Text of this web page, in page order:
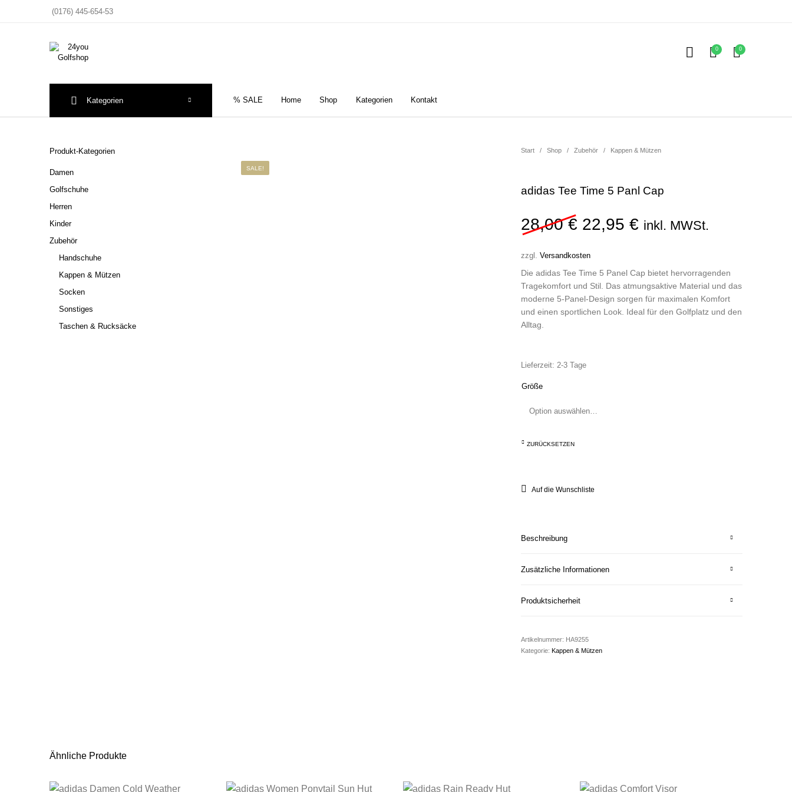
(0176) 445-654-53
0 0
% SALE Home Shop Kategorien Kontakt
Kategorien
Produkt-Kategorien
Damen
Golfschuhe
Herren
Kinder
Zubehör
Handschuhe
Kappen & Mützen
Socken
Sonstiges
Taschen & Rucksäcke
SALE!
Start / Shop / Zubehör / Kappen & Mützen
adidas Tee Time 5 Panl Cap
28,00€ Ursprünglicher Preis war:
22,95 € Aktueller Preis ist:
inkl. MWSt.
zzgl. Versandkosten
Die adidas Tee Time 5 Panel Cap bietet hervorragenden
Tragekomfort und Stil. Das atmungsaktive Material und das
moderne 5-Panel-Design sorgen für maximalen Komfort
und einen sportlichen Look. Ideal für den Golfplatz und den
Alltag.
Lieferzeit: 2-3 Tage
Größe
ZURÜCKSETZEN
Auf die Wunschliste
Beschreibung
Zusätzliche Informationen
Produktsicherheit
Artikelnummer: HA9255
Kategorie: Kappen & Mützen
Ähnliche Produkte